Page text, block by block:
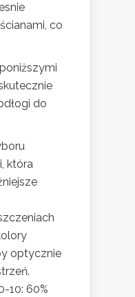
co
do
która
optycznie
10: 60%